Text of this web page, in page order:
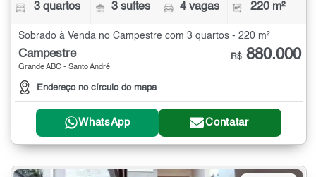
3 quartos 3 suítes 4 vagas 220 m²
Sobrado à Venda no Campestre com 3 quartos - 220 m²
Campestre
Grande ABC - Santo André
Endereço no círculo do mapa
R$ 880.000
WhatsApp Contatar